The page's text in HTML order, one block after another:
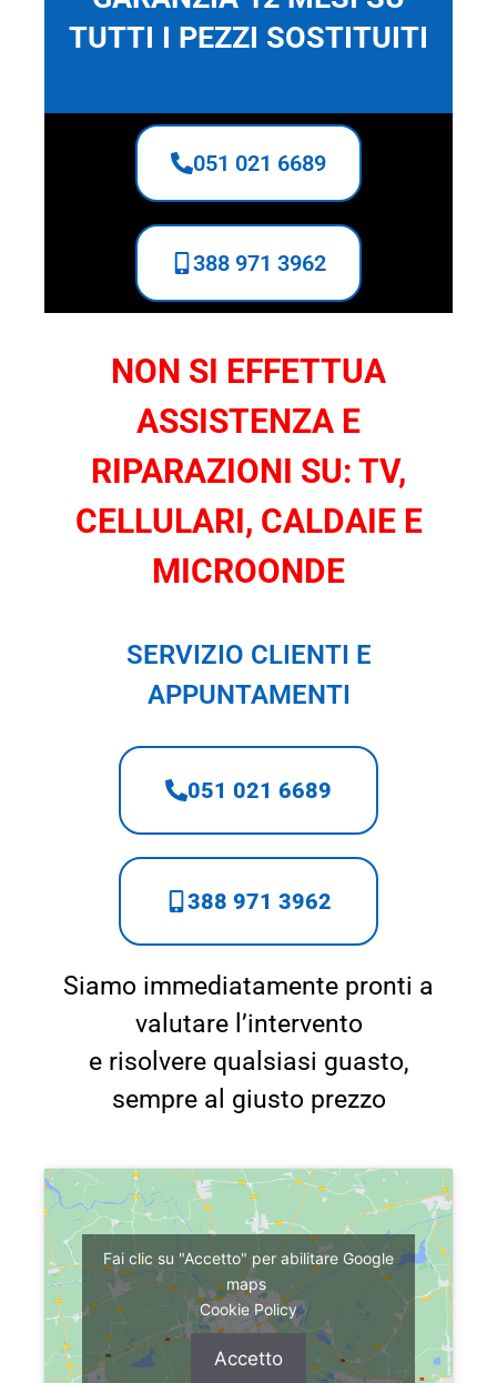
TUTTI I PEZZI SOSTITUITI
051 021 6689
388 971 3962
NON SI EFFETTUA
ASSISTENZA E
RIPARAZIONI SU: TV,
CELLULARI, CALDAIE E
MICROONDE
SERVIZIO CLIENTI E
APPUNTAMENTI
051 021 6689
388 971 3962
Siamo immediatamente pronti a
valutare l’intervento
e risolvere qualsiasi guasto,
sempre al giusto prezzo
Fai clic su "Accetto" per abilitare Google
maps
Cookie Policy
Accetto